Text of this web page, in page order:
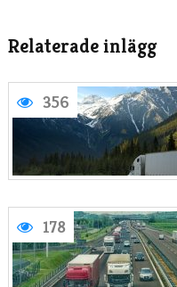
Relaterade inlägg
356
178